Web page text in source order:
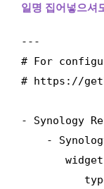
일명 집어넣으셔
---
# For
# https://
- Synology
-